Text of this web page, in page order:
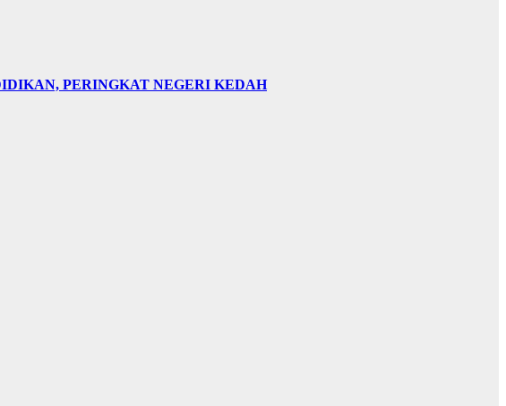
PERINGKAT NEGERI KEDAH